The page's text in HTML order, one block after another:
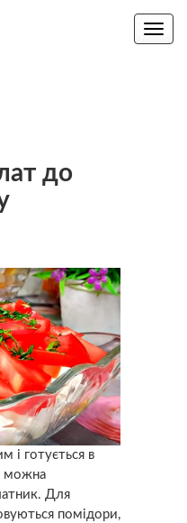
Toggle
до
і готується в
можна
Для
помідори,